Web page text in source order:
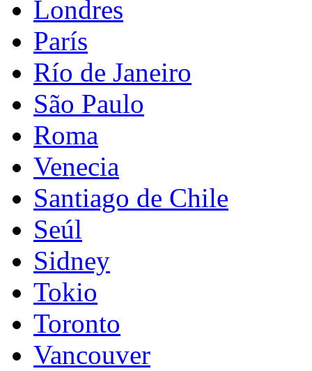
Londres
París
Río de Janeiro
São Paulo
Roma
Venecia
Santiago de Chile
Seúl
Sidney
Tokio
Toronto
Vancouver